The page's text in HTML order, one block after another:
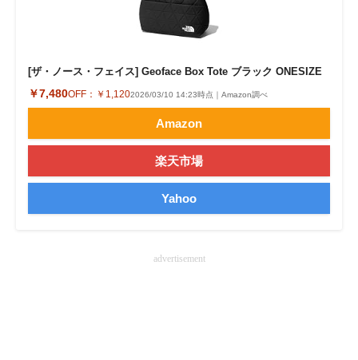
企業向けIT製品の総合サイト
製造業のIT導入・活用を支援
モノづくり技術者専門サイト
エレクトロニクス専門サイト
建設×テクノロジーの最前線
[ザ・ノース・フェイス] Geoface Box Tote ブラック ONESIZE
￥7,480OFF： ￥1,1202026/03/10 14:23時点｜Amazon調べ
Amazon
楽天市場
Yahoo
advertisement